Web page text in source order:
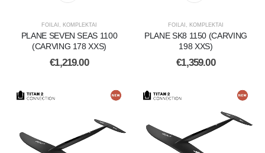
FOILAI , KOMPLEKTAI
PLANE SEVEN SEAS 1100
(CARVING 178 XXS)
€1,219.00
FOILAI , KOMPLEKTAI
PLANE SK8 1150 (CARVING
198 XXS)
€1,359.00